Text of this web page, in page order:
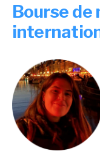
Bourse de